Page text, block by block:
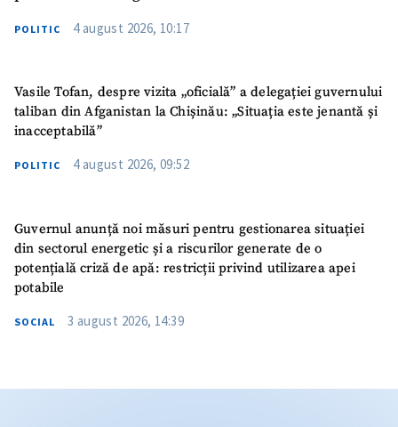
POLITIC 4 august 2026, 10:17
Vasile Tofan, despre vizita „oficială” a delegației guvernului
taliban din Afganistan la Chișinău: „Situația este jenantă și
inacceptabilă”
POLITIC 4 august 2026, 09:52
Guvernul anunță noi măsuri pentru gestionarea situației
din sectorul energetic și a riscurilor generate de o
potențială criză de apă: restricții privind utilizarea apei
potabile
SOCIAL 3 august 2026, 14:39